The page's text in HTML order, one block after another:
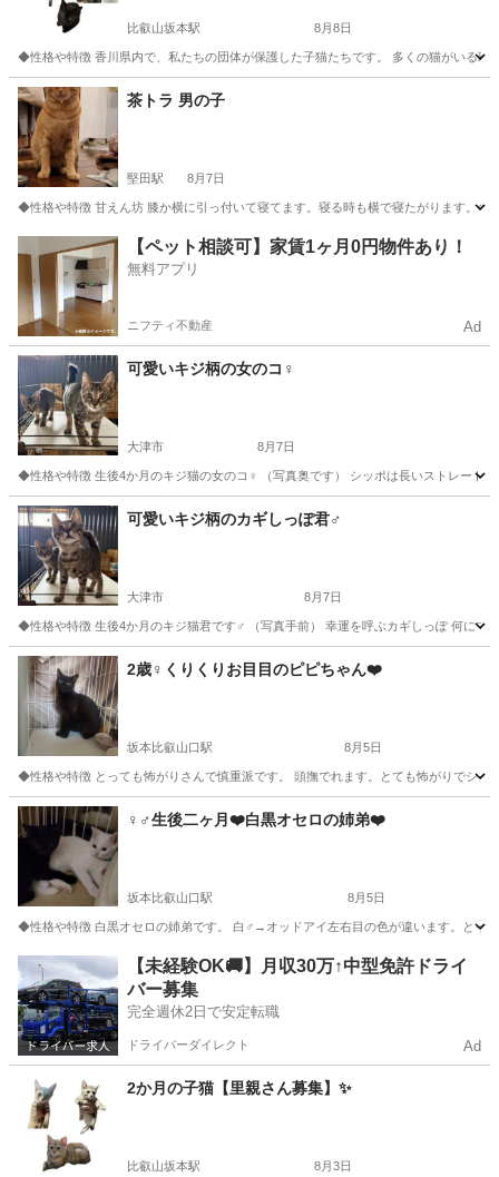
比叡山坂本駅 8月8日
◆性格や特徴 香川県内で、私たちの団体が保護した子猫たちです。 多くの猫がいる
滋賀 大津市 比叡山坂本駅
茶トラ 男の子
堅田駅 8月7日
◆性格や特徴 甘えん坊 膝か横に引っ付いて寝てます。寝る時も横で寝たがります。
大津市 堅田駅 猫
【ペット相談可】家賃1ヶ月0円物件あり！
無料アプリ
ニフティ不動産 Ad
可愛いキジ柄の女のコ♀
大津市 8月7日
◆性格や特徴 生後4か月のキジ猫の女のコ♀ （写真奥です） シッポは長いストレート
滋賀 大津市 猫 ワクチン
可愛いキジ柄のカギしっぽ君♂
大津市 8月7日
◆性格や特徴 生後4か月のキジ猫君です♂ （写真手前） 幸運を呼ぶカギしっぽ 何にで
滋賀 大津市 猫 ワクチン
2歳♀くりくりお目目のピピちゃん❤️
坂本比叡山口駅 8月5日
◆性格や特徴 とっても怖がりさんで慎重派です。 頭撫でれます。とても怖がりでシャ
滋賀 大津市 坂本比叡山口駅 猫
♀♂生後二ヶ月❤️白黒オセロの姉弟❤️
坂本比叡山口駅 8月5日
◆性格や特徴 白黒オセロの姉弟です。 白♂→オッドアイ左右目の色が違います。とっ
大津市 坂本比叡山口駅 猫 去勢手術
【未経験OK🚚】月収30万↑中型免許ドライ
バー募集
完全週休2日で安定転職
ドライバーダイレクト Ad
2か月の子猫【里親さん募集】✨
比叡山坂本駅 8月3日